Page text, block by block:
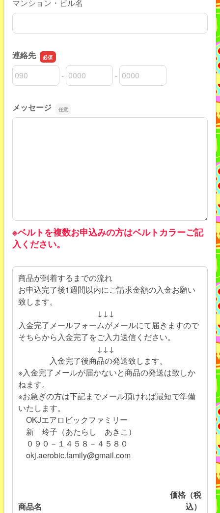
マンション・ビル名
連絡先
連絡先の市外局番
-
連絡先の市内局番 -
連絡先の加入者番号
メッセージ
メッセージ
※ベルトを複数お申込みの方はベルトカラーご記
入ください。
商品が到着するまでの流れ
お申込完了後1週間以内にご請求金額の入金お願い
致します。
↓↓↓
入金完了メールフォームがメールにて届きますので
そちらから入金完了をご入力送信ください。
↓↓↓
入金完了後商品の発送致します。
※入金完了メールが届かないと商品の発送は致しか
ねます。
※お急ぎの方は下記までメール頂ければ最短で準備
いたします。
OKJエアロビックファミリー
新 玲子（あたらし あきこ）
０９０－１４５８－４５８０
okj.aerobic.family@gmail.com
商品名
価格（税
込）